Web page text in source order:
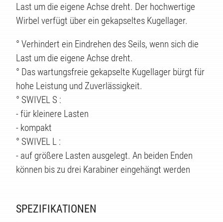
Last um die eigene Achse dreht. Der hochwertige
Wirbel verfügt über ein gekapseltes Kugellager.
° Verhindert ein Eindrehen des Seils, wenn sich die
Last um die eigene Achse dreht.
° Das wartungsfreie gekapselte Kugellager bürgt für
hohe Leistung und Zuverlässigkeit.
° SWIVEL S :
- für kleinere Lasten
- kompakt
° SWIVEL L :
- auf größere Lasten ausgelegt. An beiden Enden
können bis zu drei Karabiner eingehängt werden
SPEZIFIKATIONEN